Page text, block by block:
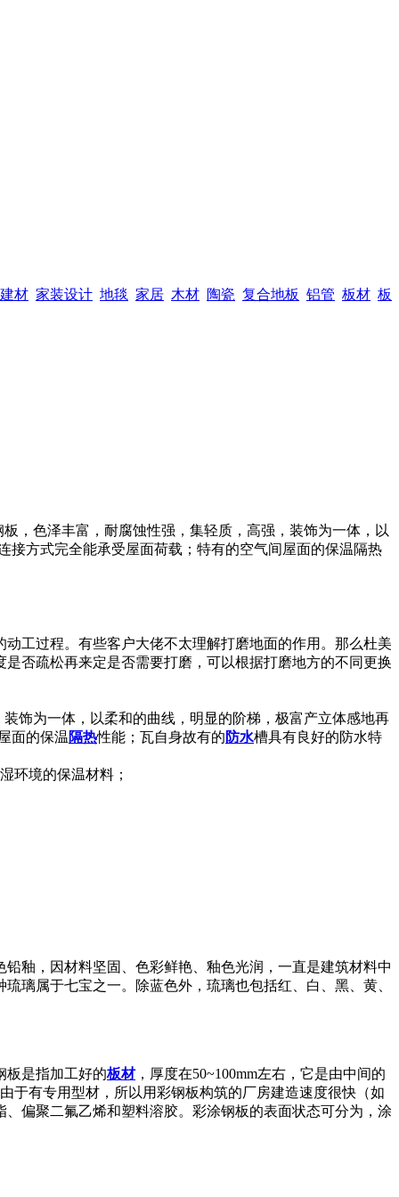
建材 家装设计 地毯 家居 木材 陶瓷 复合地板 铝管 板材 板
，色泽丰富，耐腐蚀性强，集轻质，高强，装饰为一体，以
接方式完全能承受屋面荷载；特有的空气间屋面的保温隔热
工过程。有些客户大佬不太理解打磨地面的作用。那么杜美
否疏松再来定是否需要打磨，可以根据打磨地方的不同更换
饰为一体，以柔和的曲线，明显的阶梯，极富产立体感地再
面的保温隔热性能；瓦自身故有的 防水槽具有良好的防水特
环境的保温材料；
釉，因材料坚固、色彩鲜艳、釉色光润，一直是建筑材料中
琉璃属于七宝之一。除蓝色外，琉璃也包括红、白、黑、黄、
板是指加工好的板材，厚度在50~100mm左右，它是由中间的
于有专用型材，所以用彩钢板构筑的厂房建造速度很快（如
偏聚二氟乙烯和塑料溶胶。彩涂钢板的表面状态可分为，涂